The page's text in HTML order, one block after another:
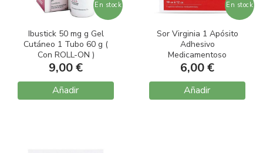
En stock
Ibustick 50 mg g Gel
Cutáneo 1 Tubo 60 g (
Con ROLL-ON )
9,00 €
Añadir
En stock
Sor Virginia 1 Apósito
Adhesivo
Medicamentoso
(Rectangular)
6,00 €
Añadir